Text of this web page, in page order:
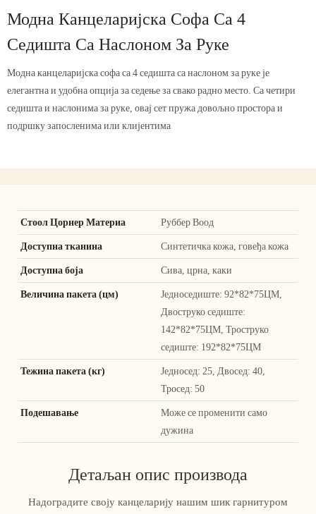
Модна Канцеларијска Софа Са 4
Седишта Са Наслоном За Руке
Модна канцеларијска софа са 4 седишта са наслоном за руке је
елегантна и удобна опција за седење за свако радно место. Са четири
седишта и наслонима за руке, овај сет пружа довољно простора и
подршку запосленима или клијентима
Стоол Цорнер Материа Руббер Воод
Доступна тканина Синтетичка кожа, говеђа кожа
Доступна боја Сива, црна, каки
Величина пакета (цм)
Једноседиште: 92*82*75ЦМ,
Двоструко седиште:
142*82*75ЦМ, Троструко
седиште: 192*82*75ЦМ
Тежина пакета (кг)
Једносед: 25, Двосед: 40,
Тросед: 50
Подешавање
Може се променити само
дужина
Детаљан опис производа
Надоградите своју канцеларију нашим шик гарнитуром